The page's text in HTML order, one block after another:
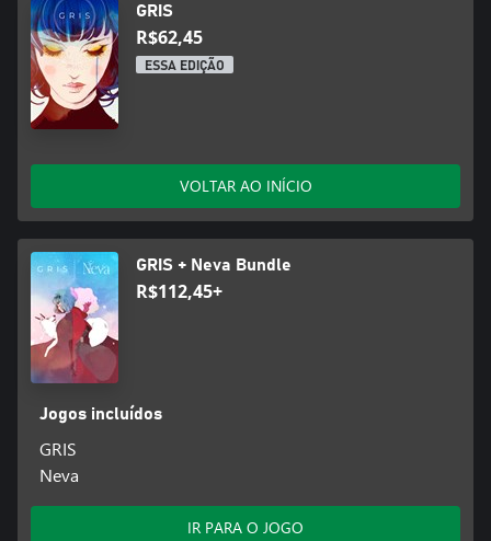
GRIS
R$62,45
ESSA EDIÇÃO
VOLTAR AO INÍCIO
GRIS + Neva Bundle
R$112,45+
Jogos incluídos
GRIS
Neva
IR PARA O JOGO